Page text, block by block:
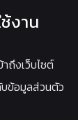
งาน
ถึงเว็บไซต์
ข้อมูลส่วนตัว